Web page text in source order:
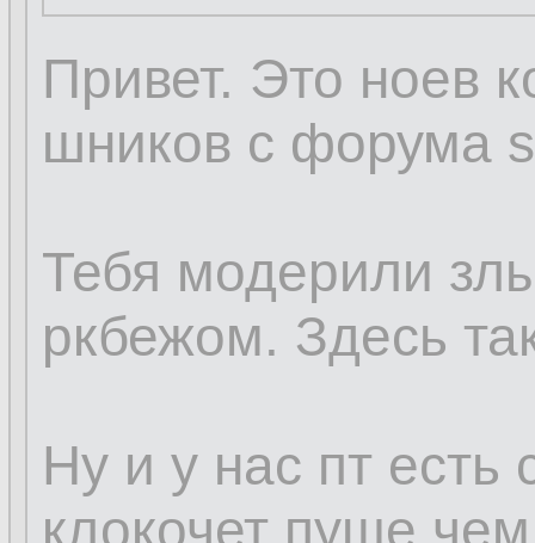
Привет. Это ноев
шников с форума
Тебя модерили
ркбежом. Здесь
Ну и у нас пт
клокочет пуще